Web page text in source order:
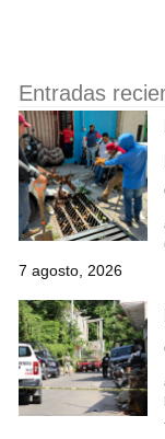
Entradas
7 agosto, 2026